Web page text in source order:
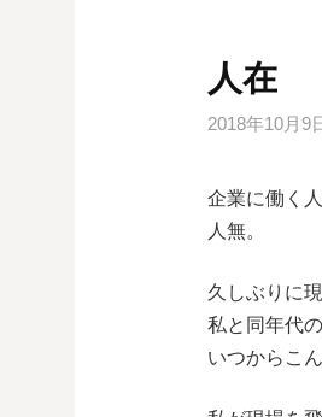
人在
2018年10月9
企業に働く
人無。
久しぶりに
私と同年代
いつからこ